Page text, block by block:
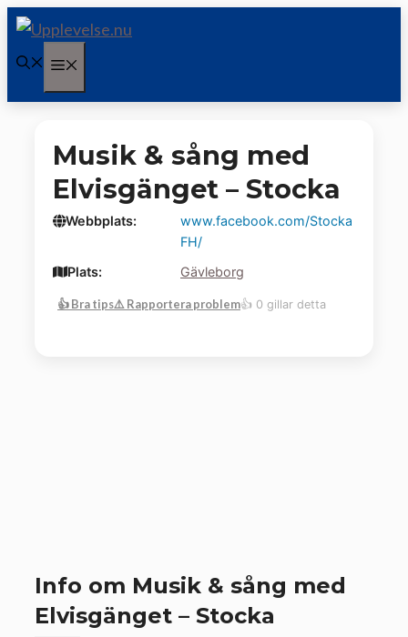
Hoppa
innehåll
Musik & sång med
Elvisgänget – Stocka
Webbplats:
www.facebook.com/Stocka
FH/
Plats:
Gävleborg
👍 Bra tips⚠️ Rapportera problem👍 0 gillar detta
Info om Musik & sång med
Elvisgänget – Stocka